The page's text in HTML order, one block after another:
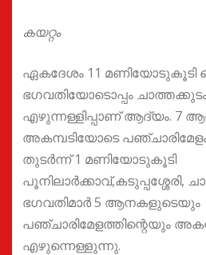
കയറ്റം
ഏകദേശം 11 മണിയോടുകൂടി
ഭഗവതിയോടൊപ്പം ചാത്തക്കുടം
എഴുന്നള്ളിപ്പാണ് ആദ്യം. 7
അകമ്പടിയോടെ
തുടർന്ന് 1 മണിയോടുകൂടി
പൂനിലാർക്കാവ്,കടുപ്പശ്ശേരി,
ഭഗവതിമാർ 5 ആനകളുടെയും
പഞ്ചാരിമേളത്തിന്റെയും
എഴുന്നെള്ളുന്നു.